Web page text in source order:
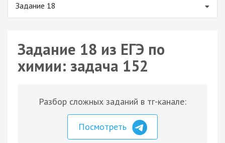
Задание 18
Задание 18 из ЕГЭ по
химии: задача 152
Разбор сложных заданий в тг-канале:
Посмотреть